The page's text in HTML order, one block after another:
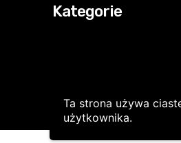
Ta strona używa
użytkownika.
Kategorie